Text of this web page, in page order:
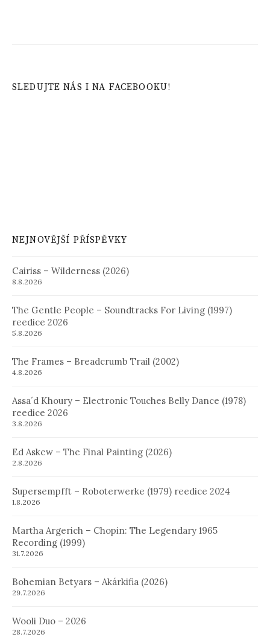
SLEDUJTE NÁS I NA FACEBOOKU!
NEJNOVĚJŠÍ PŘÍSPĚVKY
Cairiss – Wilderness (2026)
8.8.2026
The Gentle People – Soundtracks For Living (1997)
reedice 2026
5.8.2026
The Frames – Breadcrumb Trail (2002)
4.8.2026
Assa´d Khoury – Electronic Touches Belly Dance (1978)
reedice 2026
3.8.2026
Ed Askew – The Final Painting (2026)
2.8.2026
Supersempfft – Roboterwerke (1979) reedice 2024
1.8.2026
Martha Argerich – Chopin: The Legendary 1965
Recording (1999)
31.7.2026
Bohemian Betyars – Akárkifia (2026)
29.7.2026
Wooli Duo – 2026
28.7.2026